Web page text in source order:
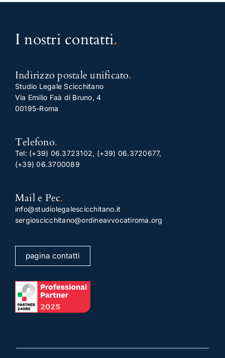
I nostri contatti.
Indirizzo postale unificato.
Studio Legale Scicchitano
Via Emilio Faà di Bruno, 4
00195-Roma
Telefono.
Tel: (+39) 06.3723102, (+39) 06.3720677,
(+39) 06.3700089
Mail e Pec.
info@studiolegalescicchitano.it
sergioscicchitano@ordineavvocatiroma.org
pagina contatti